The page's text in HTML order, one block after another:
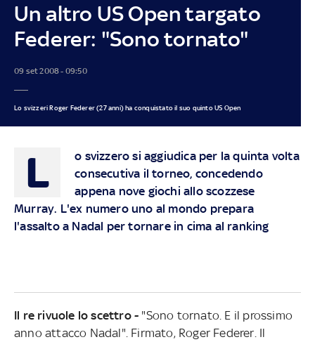
Un altro US Open targato
Federer: "Sono tornato"
09 set 2008 - 09:50
Lo svizzeri Roger Federer (27 anni) ha conquistato il suo quinto US Open
L
o svizzero si aggiudica per la quinta volta
consecutiva il torneo, concedendo
appena nove giochi allo scozzese
Murray. L'ex numero uno al mondo prepara
l'assalto a Nadal per tornare in cima al ranking
Il re rivuole lo scettro - "Sono tornato. E il prossimo
anno attacco Nadal". Firmato, Roger Federer. Il